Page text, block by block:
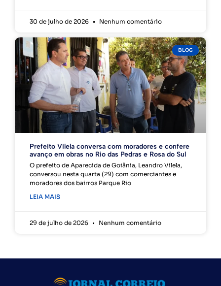
30 de julho de 2026 Nenhum comentário
BLOG
Prefeito Vilela conversa com moradores e confere
avanço em obras no Rio das Pedras e Rosa do Sul
O prefeito de Aparecida de Goiânia, Leandro Vilela,
conversou nesta quarta (29) com comerciantes e
moradores dos bairros Parque Rio
LEIA MAIS
29 de julho de 2026 Nenhum comentário